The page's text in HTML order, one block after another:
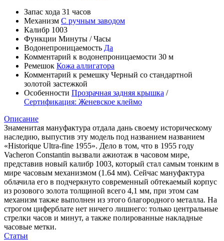
Запас хода 31 часов
Механизм С ручным заводом
Калибр 1003
Функции Минуты /Часы
Водонепроницаемость Да
Комментарий к водонепроницаемости 30 м
Ремешок Кожа аллигатора
Комментарий к ремешку Черный со стандартной
золотой застежкой
Особенности Прозрачная задняя крышка /
Сертификация: Женевское клеймо
Описание
Знаменитая мануфактура отдала дань своему историческому
наследию, выпустив эту модель под названием названием
«Historique Ultra-fine 1955». Дело в том, что в 1955 году
Vacheron Constantin вызвали ажиотаж в часовом мире,
представив новый калибр 1003, который стал самым тонким в
мире часовым механизмом (1.64 мм). Сейчас мануфактура
облачила его в подчеркнуто современный обтекаемый корпус
из розового золота толщиной всего 4,1 мм, при этом сам
механизм также выполнен из этого благородного металла. На
строгом циферблате нет ничего лишнего: только центральные
стрелки часов и минут, а также полированные накладные
часовые метки.
Статьи